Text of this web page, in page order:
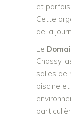
et parfois
Cette
de la
Le
Chassy,
salles de
piscine